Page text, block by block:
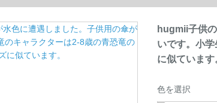
hugmii子供
いです。小
に似ています
色を選択